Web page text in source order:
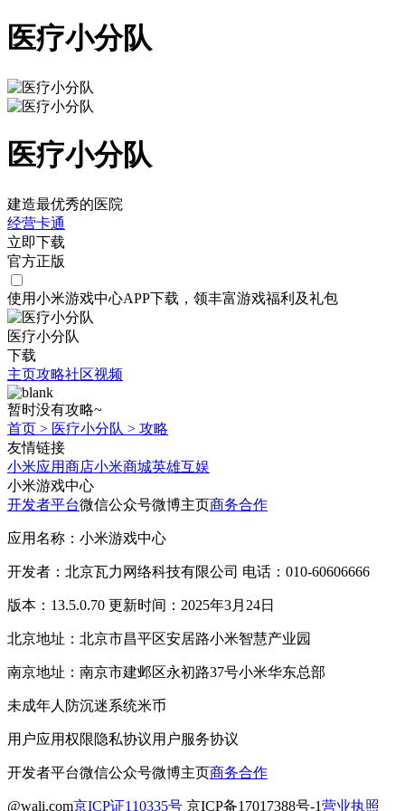
医疗小分队
医疗小分队
建造最优秀的医院
经营卡通
立即下载
官方正版
使用小米游戏中心APP下载 ，领丰富游戏福利 及礼包
医疗小分队
下载
主页攻略社区视频
暂时没有攻略~
首页 > 医疗小分队 > 攻略
友情链接
小米应用商店小米商城英雄互娱
小米游戏中心
开发者平台微信公众号微博主页商务合作
应用名称：小米游戏中心
开发者：北京瓦力网络科技有限公司 电话：010-60606666
版本：13.5.0.70 更新时间：2025年3月24日
北京地址：北京市昌平区安居路小米智慧产业园
南京地址：南京市建邺区永初路37号小米华东总部
未成年人防沉迷系统米币
用户应用权限隐私协议用户服务协议
开发者平台微信公众号微博主页商务合作
@wali.com京ICP证110335号 京ICP备17017388号-1营业执照